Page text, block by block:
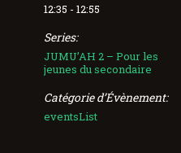
12:35 - 12:55
Series:
JUMU’AH 2 – Pour les
jeunes du secondaire
Catégorie d’Évènement:
eventsList